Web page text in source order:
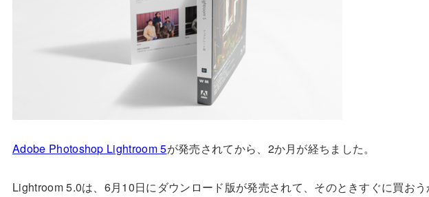
Adobe Photoshop Lightroom 5が発売されてから、2か月が経ちました。
Lightroom 5.0は、6月10日にダウンロード版が発売されて、そのときすぐに買お